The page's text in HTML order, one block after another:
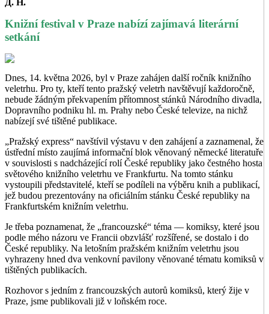
Knižní festival v Praze nabízí zajímavá literární
setkání
Dnes, 14. května 2026, byl v Praze zahájen další ročník knižního
veletrhu. Pro ty, kteří tento pražský veletrh navštěvují každoročně,
nebude žádným překvapením přítomnost stánků Národního divadla,
Dopravního podniku hl. m. Prahy nebo České televize, na nichž
nabízejí své tištěné publikace.
„Pražský express“ navštívil výstavu v den zahájení a zaznamenal, že
ústřední místo zaujímá informační blok věnovaný německé literatuře
v souvislosti s nadcházející rolí České republiky jako čestného hosta
světového knižního veletrhu ve Frankfurtu. Na tomto stánku
vystoupili představitelé, kteří se podíleli na výběru knih a publikací,
jež budou prezentovány na oficiálním stánku České republiky na
Frankfurtském knižním veletrhu.
Je třeba poznamenat, že „francouzské“ téma — komiksy, které jsou
podle mého názoru ve Francii obzvlášť rozšířené, se dostalo i do
České republiky. Na letošním pražském knižním veletrhu jsou
vyhrazeny hned dva venkovní pavilony věnované tématu komiksů v
tištěných publikacích.
Rozhovor s jedním z francouzských autorů komiksů, který žije v
Praze, jsme publikovali již v loňském roce.